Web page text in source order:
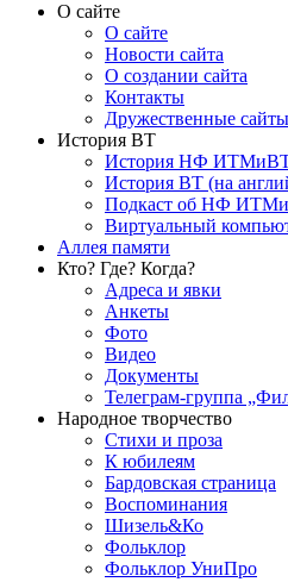
О сайте
О сайте
Новости сайта
О создании сайта
Контакты
Дружественные сайты
История ВТ
История НФ
История ВТ (на
Подкаст об НФ
Виртуальный
Аллея памяти
Кто? Где? Когда?
Адреса и явки
Анкеты
Фото
Видео
Документы
Телеграм-группа
Народное творчество
Стихи и проза
К юбилеям
Бардовская страница
Воспоминания
Шизель&Ко
Фольклор
Фольклор УниПро